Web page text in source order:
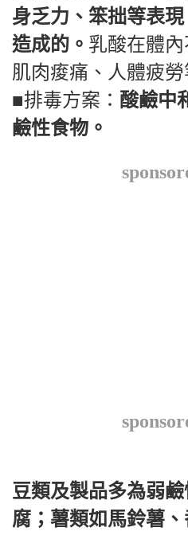
身乏力、笨拙等表
造成的。 乳酸在體
肌肉痠痛、人體疲勞
■排毒方案： 酸鹼中
鹼性食物。
豆類及製品多為弱
腐；薯類如馬鈴薯